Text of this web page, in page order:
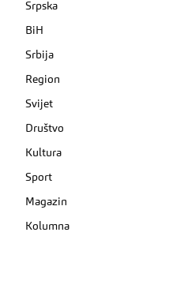
Srpska
BiH
Srbija
Region
Svijet
Društvo
Kultura
Sport
Magazin
Kolumna